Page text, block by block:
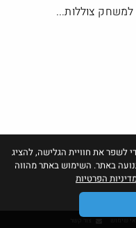
· 28· 1066
לשפר את חוויית הגלישה, להציג
באתר. השימוש באתר מהווה
הפרטיות
צוללות...